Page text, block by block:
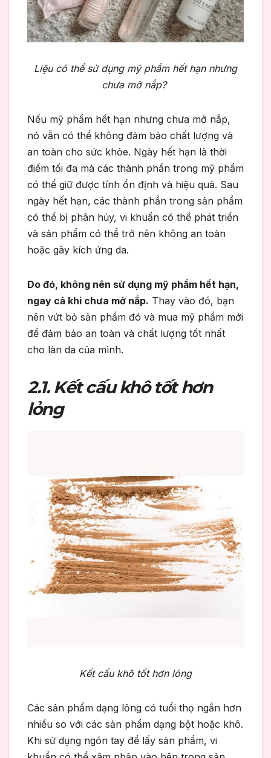
Liệu có thể sử dụng mỹ phẩm hết hạn nhưng
chưa mở nắp?
Nếu mỹ phẩm hết hạn nhưng chưa mở nắp,
nó vẫn có thể không đảm bảo chất lượng và
an toàn cho sức khỏe. Ngày hết hạn là thời
điểm tối đa mà các thành phần trong mỹ phẩm
có thể giữ được tính ổn định và hiệu quả. Sau
ngày hết hạn, các thành phần trong sản phẩm
có thể bị phân hủy, vi khuẩn có thể phát triển
và sản phẩm có thể trở nên không an toàn
hoặc gây kích ứng da.
Do đó, không nên sử dụng mỹ phẩm hết hạn,
ngay cả khi chưa mở nắp. Thay vào đó, bạn
nên vứt bỏ sản phẩm đó và mua mỹ phẩm mới
để đảm bảo an toàn và chất lượng tốt nhất
cho làn da của mình.
2.1. Kết cấu khô tốt hơn
lỏng
Kết cấu khô tốt hơn lỏng
Các sản phẩm dạng lỏng có tuổi thọ ngắn hơn
nhiều so với các sản phẩm dạng bột hoặc khô.
Khi sử dụng ngón tay để lấy sản phẩm, vi